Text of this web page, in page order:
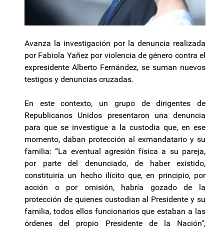
Avanza la investigación por la denuncia realizada
por Fabiola Yañez por violencia de género contra el
expresidente Alberto Fernández, se suman nuevos
testigos y denuncias cruzadas.
En este contexto, un grupo de dirigentes de
Republicanos Unidos presentaron una denuncia
para que se investigue a la custodia que, en ese
momento, daban protección al exmandatario y su
familia: “La eventual agresión física a su pareja,
por parte del denunciado, de haber existido,
constituiría un hecho ilícito que, en principio, por
acción o por omisión, habría gozado de la
protección de quienes custodian al Presidente y su
familia, todos ellos funcionarios que estaban a las
órdenes del propio Presidente de la Nación",